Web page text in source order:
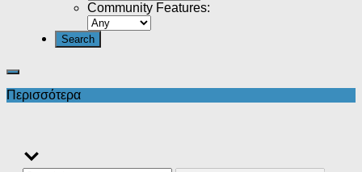
Community Features:
Περισσότερα